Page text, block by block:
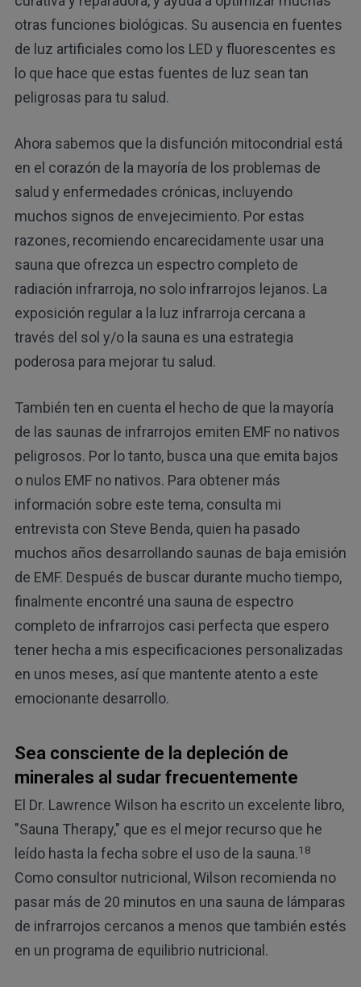
otras funciones biológicas. Su ausencia en fuentes
de luz artificiales como los LED y fluorescentes es
lo que hace que estas fuentes de luz sean tan
peligrosas para tu salud.
Ahora sabemos que la disfunción mitocondrial está
en el corazón de la mayoría de los problemas de
salud y enfermedades crónicas, incluyendo
muchos signos de envejecimiento. Por estas
razones, recomiendo encarecidamente usar una
sauna que ofrezca un espectro completo de
radiación infrarroja, no solo infrarrojos lejanos. La
exposición regular a la luz infrarroja cercana a
través del sol y/o la sauna es una estrategia
poderosa para mejorar tu salud.
También ten en cuenta el hecho de que la mayoría
de las saunas de infrarrojos emiten EMF no nativos
peligrosos. Por lo tanto, busca una que emita bajos
o nulos EMF no nativos. Para obtener más
información sobre este tema, consulta mi
entrevista con Steve Benda, quien ha pasado
muchos años desarrollando saunas de baja emisión
de EMF. Después de buscar durante mucho tiempo,
finalmente encontré una sauna de espectro
completo de infrarrojos casi perfecta que espero
tener hecha a mis especificaciones personalizadas
en unos meses, así que mantente atento a este
emocionante desarrollo.
Sea consciente de la depleción de
minerales al sudar frecuentemente
El Dr. Lawrence Wilson ha escrito un excelente libro,
"Sauna Therapy," que es el mejor recurso que he
leído hasta la fecha sobre el uso de la sauna.18
Como consultor nutricional, Wilson recomienda no
pasar más de 20 minutos en una sauna de lámparas
de infrarrojos cercanos a menos que también estés
en un programa de equilibrio nutricional.